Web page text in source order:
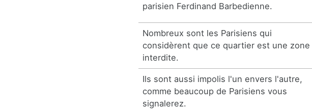
parisien Ferdinand Barbedienne.
Nombreux sont les Parisiens qui
considèrent que ce quartier est une zone
interdite.
Ils sont aussi impolis l'un envers l'autre,
comme beaucoup de Parisiens vous
signalerez.